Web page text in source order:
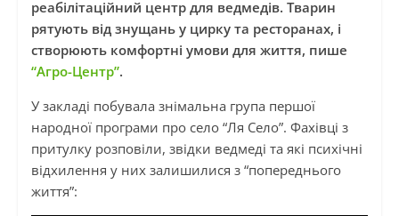
реабілітаційний центр для ведмедів. Тварин
рятують від знущань у цирку та ресторанах, і
створюють комфортні умови для життя, пише
“Агро-Центр”.
У закладі побувала знімальна група першої
народної програми про село “Ля Село”. Фахівці з
притулку розповіли, звідки ведмеді та які психічні
відхилення у них залишилися з “попереднього
життя”: